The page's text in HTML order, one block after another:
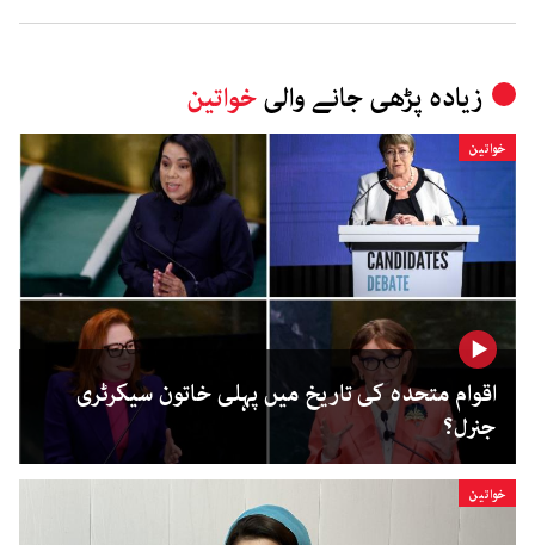
زیادہ پڑھی جانے والیخواتین
خواتین
اقوام متحدہ کی تاریخ میں پہلی خاتون سیکرٹری
جنرل؟
خواتین